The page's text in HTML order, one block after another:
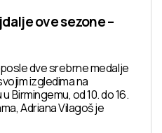
ove sezone –
dve srebrne medalje
izgledima na
od 10. do 16.
Adriana Vilagoš je